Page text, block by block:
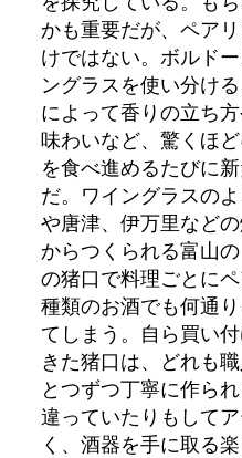
かも重要だが、ペア
けではない。ボルド
ングラスを使い分け
によって香りの立ち
味わいなど、驚くほ
を食べ進めるたびに
だ。ワイングラスの
や唐津、伊万里など
からつくられる富山
の猪口で料理ごとに
種類のお酒でも何通
てしまう。自ら買い
きた猪口は、どれも
とつずつ丁寧に作ら
違っていたりもして
く、酒器を手に取る